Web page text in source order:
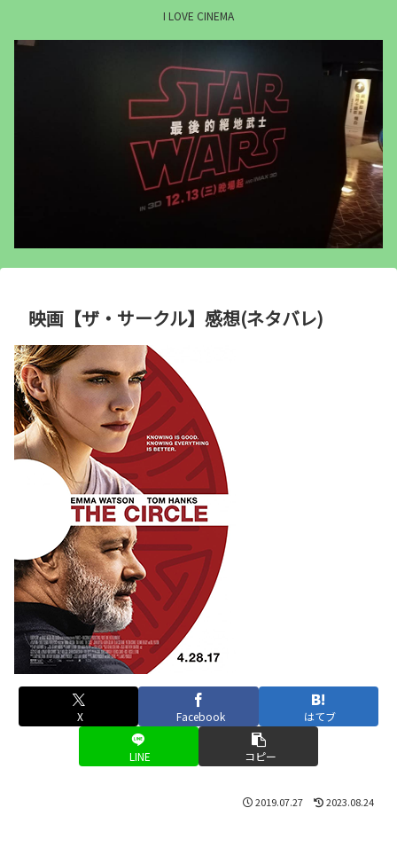
I LOVE CINEMA
映画【ザ・サークル】感想(ネタバレ)
X Facebook はてブ
LINE コピー
2019.07.27 2023.08.24